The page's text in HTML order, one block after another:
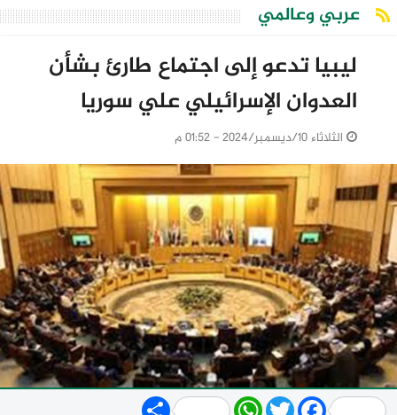
عربي وعالمي
ليبيا تدعو إلى اجتماع طارئ بشأن
العدوان الإسرائيلي علي سوريا
الثلاثاء 10/ديسمبر/2024 - 01:52 م
Share WhatsApp
TwitterFacebook